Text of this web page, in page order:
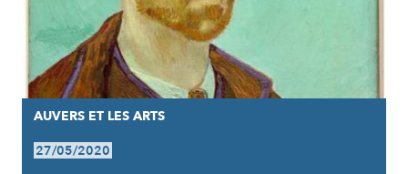
AUVERS ET LES ARTS
27/05/2020